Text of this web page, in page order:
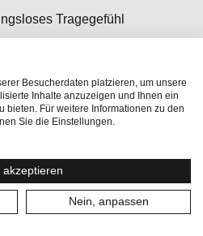
Tragegefühl
besonders
Damen
Besucherdaten platzieren, um unsere
Inhalte anzuzeigen und Ihnen ein
bieten. Für weitere Informationen zu den
Sie die Einstellungen.
akzeptieren
Nein, anpassen